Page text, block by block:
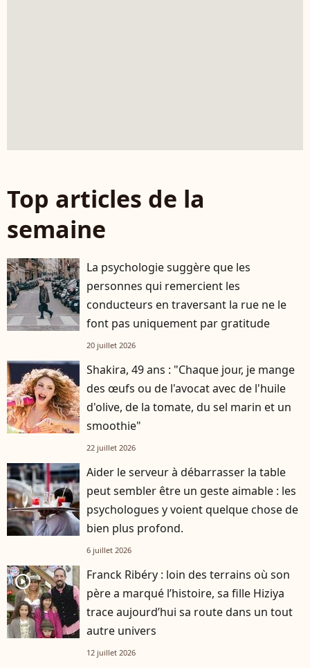
Top articles de la
semaine
La psychologie suggère que les
personnes qui remercient les
conducteurs en traversant la rue ne le
font pas uniquement par gratitude
20 juillet 2026
Shakira, 49 ans : "Chaque jour, je mange
des œufs ou de l'avocat avec de l'huile
d'olive, de la tomate, du sel marin et un
smoothie"
22 juillet 2026
Aider le serveur à débarrasser la table
peut sembler être un geste aimable : les
psychologues y voient quelque chose de
bien plus profond.
6 juillet 2026
player2
Franck Ribéry : loin des terrains où son
père a marqué l’histoire, sa fille Hiziya
trace aujourd’hui sa route dans un tout
autre univers
12 juillet 2026